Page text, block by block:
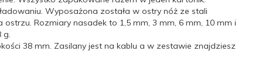
Wyposażona została w ostry nóż ze stali
Rozmiary nasadek to 1,5 mm, 3 mm, 6 mm, 10 mm i
g.
38 mm. Zasilany jest na kablu a w zestawie znajdziesz